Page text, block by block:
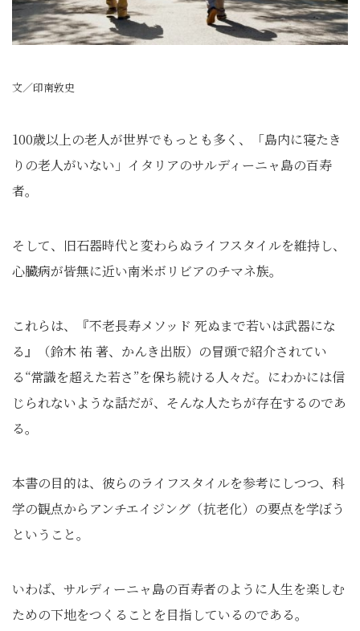
文／印南敦史
100歳以上の老人が世界でもっとも多く、「島内に寝たき
りの老人がいない」イタリアのサルディーニャ島の百寿
者。
そして、旧石器時代と変わらぬライフスタイルを維持し、
心臓病が皆無に近い南米ボリビアのチマネ族。
これらは、『不老長寿メソッド 死ぬまで若いは武器にな
る』（鈴木 祐 著、かんき出版）の冒頭で紹介されてい
る“常識を超えた若さ”を保ち続ける人々だ。にわかには信
じられないような話だが、そんな人たちが存在するのであ
る。
本書の目的は、彼らのライフスタイルを参考にしつつ、科
学の観点からアンチエイジング（抗老化）の要点を学ぼう
ということ。
いわば、サルディーニャ島の百寿者のように人生を楽しむ
ための下地をつくることを目指しているのである。